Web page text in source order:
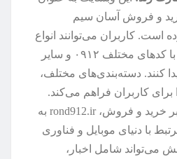
خرید و فروش آسان سیم
است. کاربران می‌توانند انواع
سیم کارت‌های همراه اول با کدهای مختلف ۰۹۱۲ و سایر
کنند. دسته‌بندی‌های مختلف،
کاربران فراهم می‌کند.
علاوه بر خرید و فروش، rond912.ir به
با دنیای موبایل و فناوری
می‌تواند شامل اخبار،